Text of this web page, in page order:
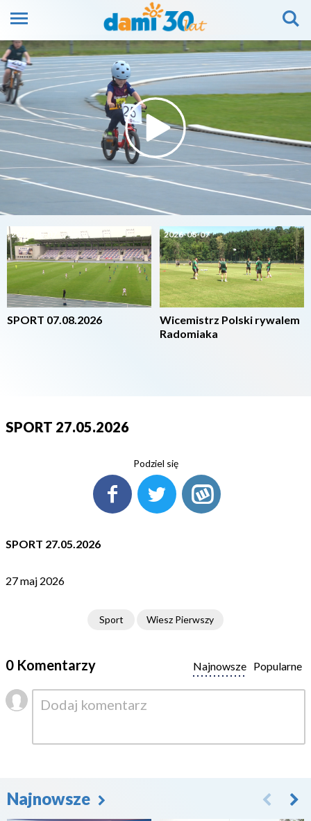
2026-08-07
SPORT 07.08.2026
2026-08-07
Wicemistrz Polski rywalem
Radomiaka
SPORT 27.05.2026
Podziel się
SPORT 27.05.2026
27 maj 2026
Sport Wiesz Pierwszy
0 Komentarzy Popularne
Najnowsze
Najnowsze